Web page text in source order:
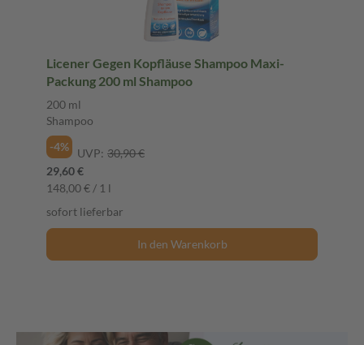
Licener Gegen Kopfläuse Shampoo Maxi-
Packung 200 ml Shampoo
200 ml
Shampoo
-4%
UVP: 30,90 €
29,60 €
148,00 € / 1 l
sofort lieferbar
In den Warenkorb